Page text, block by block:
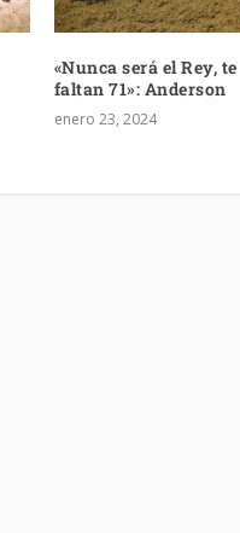
«Nunca será el Rey, te
faltan 71»: Anderson
enero 23, 2024